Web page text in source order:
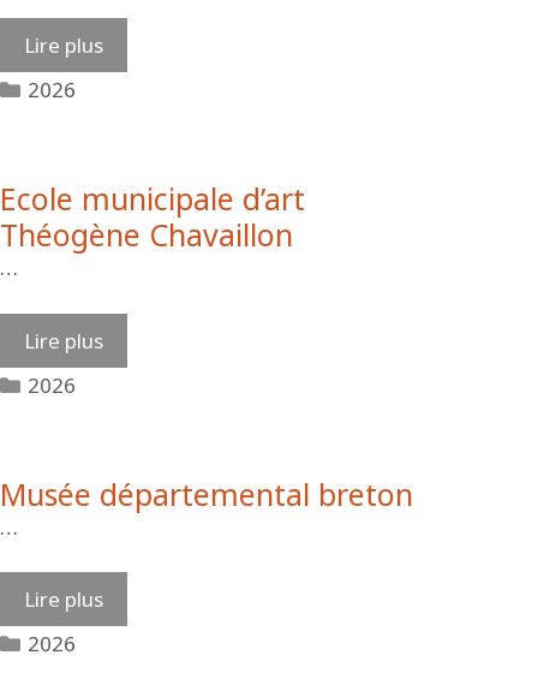
Lire plus
Catégories
2026
Ecole municipale d’art
Théogène Chavaillon
…
Lire plus
Catégories
2026
Musée départemental breton
…
Lire plus
Catégories
2026